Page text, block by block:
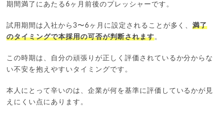
期間満了にあたる6ヶ月前後のプレッシャーです。
試用期間は入社から3〜6ヶ月に設定されることが多く、満了
のタイミングで本採用の可否が判断されます。
この時期は、自分の頑張りが正しく評価されているか分からな
い不安を抱えやすいタイミングです。
本人にとって辛いのは、企業が何を基準に評価しているかが見
えにくい点にあります。